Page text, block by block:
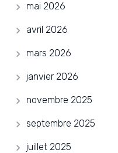
mai 2026
avril 2026
mars 2026
janvier 2026
novembre 2025
septembre 2025
juillet 2025